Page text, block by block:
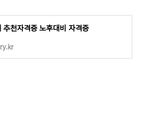
추천자격증 노후대비 자격증